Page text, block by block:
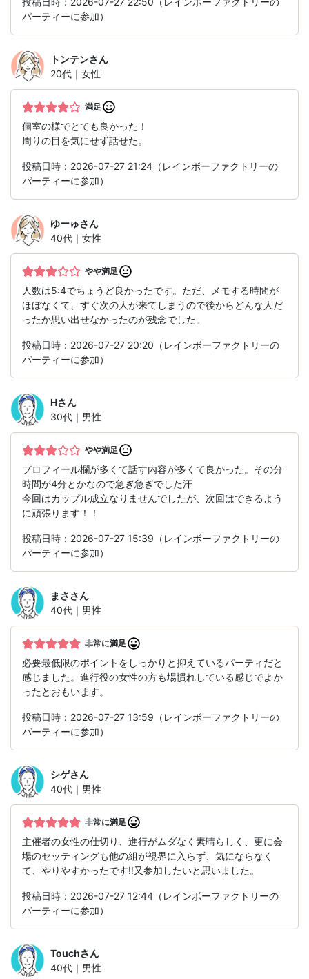
パーティーに参加）
トンテンさん
20代｜女性
満足
個室の様でとても良かった！
周りの目を気にせず話せた。
投稿日時：2026-07-27 21:24（レインボーファクトリーの
パーティーに参加）
ゆーゅさん
40代｜女性
やや満足
人数は5:4でちょうど良かったです。ただ、メモする時間が
ほぼなくて、すぐ次の人が来てしまうので後からどんな人だ
ったか思い出せなかったのが残念でした。
投稿日時：2026-07-27 20:20（レインボーファクトリーの
パーティーに参加）
Hさん
30代｜男性
やや満足
プロフィール欄が多くて話す内容が多くて良かった。その分
時間が4分とかなので急ぎ急ぎでした汗
今回はカップル成立なりませんでしたが、次回はできるよう
に頑張ります！！
投稿日時：2026-07-27 15:39（レインボーファクトリーの
パーティーに参加）
まささん
40代｜男性
非常に満足
必要最低限のポイントをしっかりと抑えているパーティだと
感じました。進行役の女性の方も場慣れしている感じでよか
ったとおもいます。
投稿日時：2026-07-27 13:59（レインボーファクトリーの
パーティーに参加）
シゲさん
40代｜男性
非常に満足
主催者の女性の仕切り、進行がムダなく素晴らしく、更に会
場のセッティングも他の組が視界に入らず、気にならなく
て、やりやすかったです‼️又参加したいと思いました。
投稿日時：2026-07-27 12:44（レインボーファクトリーの
パーティーに参加）
Touchさん
40代｜男性